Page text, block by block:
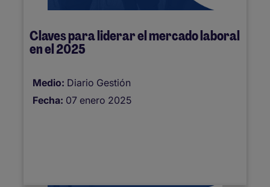
Claves para liderar el mercado laboral
en el 2025
Medio: Diario Gestión
Fecha: 07 enero 2025